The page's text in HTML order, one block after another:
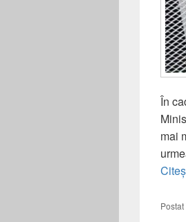
În
mai